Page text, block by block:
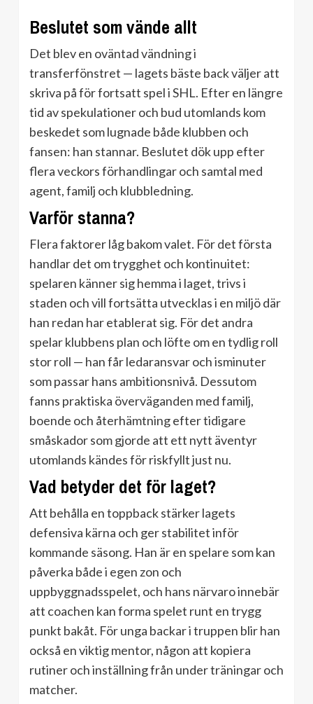
Beslutet som vände allt
Det blev en oväntad vändning i
transferfönstret — lagets bäste back väljer att
skriva på för fortsatt spel i SHL. Efter en längre
tid av spekulationer och bud utomlands kom
beskedet som lugnade både klubben och
fansen: han stannar. Beslutet dök upp efter
flera veckors förhandlingar och samtal med
agent, familj och klubbledning.
Varför stanna?
Flera faktorer låg bakom valet. För det första
handlar det om trygghet och kontinuitet:
spelaren känner sig hemma i laget, trivs i
staden och vill fortsätta utvecklas i en miljö där
han redan har etablerat sig. För det andra
spelar klubbens plan och löfte om en tydlig roll
stor roll — han får ledaransvar och isminuter
som passar hans ambitionsnivå. Dessutom
fanns praktiska överväganden med familj,
boende och återhämtning efter tidigare
småskador som gjorde att ett nytt äventyr
utomlands kändes för riskfyllt just nu.
Vad betyder det för laget?
Att behålla en toppback stärker lagets
defensiva kärna och ger stabilitet inför
kommande säsong. Han är en spelare som kan
påverka både i egen zon och
uppbyggnadsspelet, och hans närvaro innebär
att coachen kan forma spelet runt en trygg
punkt bakåt. För unga backar i truppen blir han
också en viktig mentor, någon att kopiera
rutiner och inställning från under träningar och
matcher.